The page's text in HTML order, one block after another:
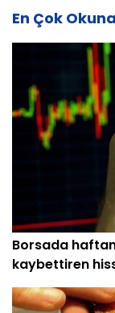
En Çok
Borsada
kaybettiren